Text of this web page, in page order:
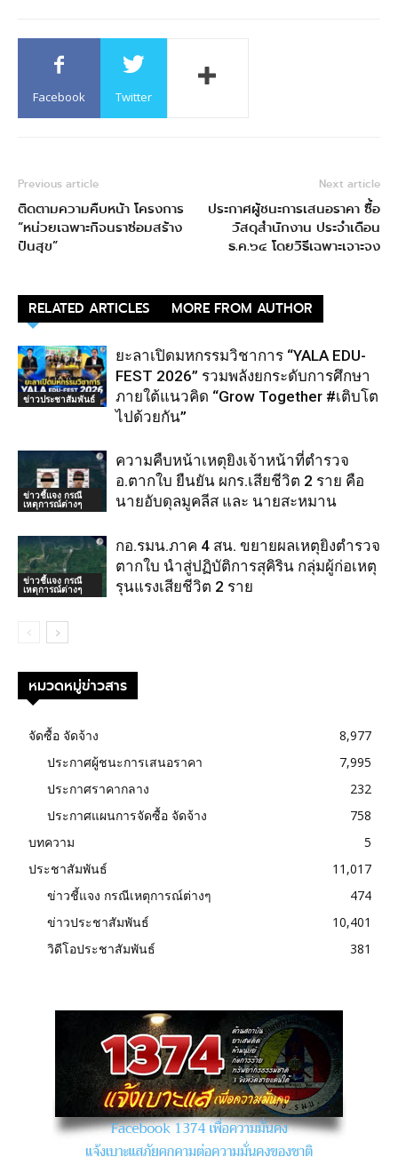
Facebook Twitter
Previous article
ติดตามความคืบหน้า โครงการ
“หน่วยเฉพาะกิจนราซ่อมสร้าง
ปันสุข”
Next article
ประกาศผู้ชนะการเสนอราคา ซื้อ
วัสดุสำนักงาน ประจำเดือน
ธ.ค.๖๔ โดยวิธีเฉพาะเจาะจง
RELATED ARTICLES MORE FROM AUTHOR
ข่าวประชาสัมพันธ์
ยะลาเปิดมหกรรมวิชาการ “YALA EDU-
FEST 2026” รวมพลังยกระดับการศึกษา
ภายใต้แนวคิด “Grow Together #เติบโต
ไปด้วยกัน”
ข่าวชี้แจง กรณี
เหตุการณ์ต่างๆ
ความคืบหน้าเหตุยิงเจ้าหน้าที่ตำรวจ
อ.ตากใบ ยืนยัน ผกร.เสียชีวิต 2 ราย คือ
นายอับดุลมูคลีส และ นายสะหมาน
ข่าวชี้แจง กรณี
เหตุการณ์ต่างๆ
กอ.รมน.ภาค 4 สน. ขยายผลเหตุยิงตำรวจ
ตากใบ นำสู่ปฏิบัติการสุคิริน กลุ่มผู้ก่อเหตุ
รุนแรงเสียชีวิต 2 ราย
หมวดหมู่ข่าวสาร
จัดซื้อ จัดจ้าง
8,977
ประกาศผู้ชนะการเสนอราคา
7,995
ประกาศราคากลาง
232
ประกาศแผนการจัดซื้อ จัดจ้าง
758
บทความ
5
ประชาสัมพันธ์
11,017
ข่าวชี้แจง กรณีเหตุการณ์ต่างๆ
474
ข่าวประชาสัมพันธ์
10,401
วิดีโอประชาสัมพันธ์
381